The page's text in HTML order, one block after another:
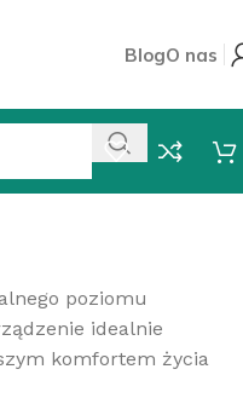
BlogO nas
poziomu
idealnie
komfortem życia